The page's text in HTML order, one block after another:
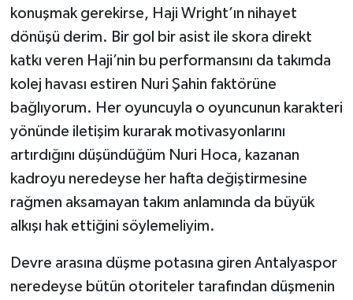
konuşmak gerekirse, Haji Wright’ın nihayet
dönüşü derim. Bir gol bir asist ile skora direkt
katkı veren Haji’nin bu performansını da takımda
kolej havası estiren Nuri Şahin faktörüne
bağlıyorum. Her oyuncuyla o oyuncunun karakteri
yönünde iletişim kurarak motivasyonlarını
artırdığını düşündüğüm Nuri Hoca, kazanan
kadroyu neredeyse her hafta değiştirmesine
rağmen aksamayan takım anlamında da büyük
alkışı hak ettiğini söylemeliyim.
Devre arasına düşme potasına giren Antalyaspor
neredeyse bütün otoriteler tarafından düşmenin